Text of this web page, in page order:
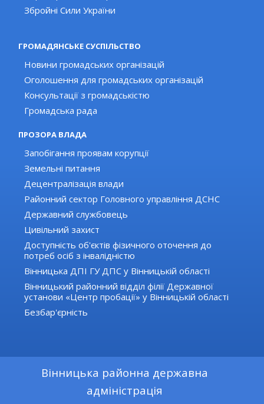
Збройні Сили України
ГРОМАДЯНСЬКЕ СУСПІЛЬСТВО
Новини громадських організацій
Оголошення для громадських організацій
Консультації з громадськістю
Громадська рада
ПРОЗОРА ВЛАДА
Запобігання проявам корупції
Земельні питання
Децентралізація влади
Районний сектор Головного управління ДСНС
Державний службовець
Цивільний захист
Доступність об'єктів фізичного оточення до
потреб осіб з інвалідністю
Вінницька ДПІ ГУ ДПС у Вінницькій області
Вінницький районний відділ філії Державної
установи «Центр пробації» у Вінницькій області
Безбар'єрність
Вінницька районна державна
адміністрація